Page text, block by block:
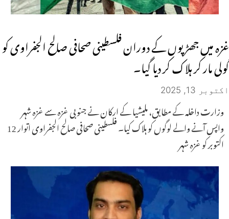
غزہ میں جھڑپوں کے دوران فلسطینی صحافی صالح الجفراوی کو
گولی مار کر ہلاک کر دیا گیا۔
اکتوبر 13, 2025
وزارت داخلہ کے مطابق، ملیشیا کے ارکان نے جنوبی غزہ سے غزہ شہر
واپس آنے والے لوگوں کو ہلاک کیا۔ فلسطینی صحافی صالح الجفراوی اتوار 12
اکتوبر کو غزہ شہر